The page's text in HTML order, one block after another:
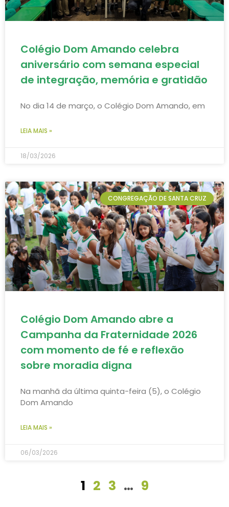
Colégio Dom Amando celebra
aniversário com semana especial
de integração, memória e gratidão
No dia 14 de março, o Colégio Dom Amando, em
LEIA MAIS »
18/03/2026
CONGREGAÇÃO DE SANTA CRUZ
Colégio Dom Amando abre a
Campanha da Fraternidade 2026
com momento de fé e reflexão
sobre moradia digna
Na manhã da última quinta-feira (5), o Colégio
Dom Amando
LEIA MAIS »
06/03/2026
1 2 3 … 9